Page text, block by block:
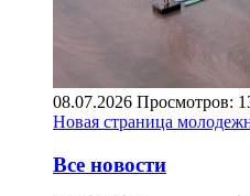
08.07.2026 Просмотров:
Новая страница
Все новости